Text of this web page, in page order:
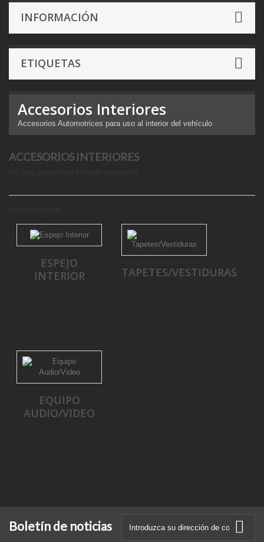
INFORMACIÓN
ETIQUETAS
Accesorios Interiores
Accesorios Automotrices para uso al interior del vehículo
ACCESORIOS INTERIORES
ESPEJO
INTERIOR
TAPETES/VESTIDURAS
EQUIPO
AUDIO/VIDEO
Boletín de noticias